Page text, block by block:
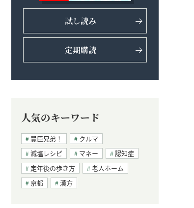
試し読み
定期購読
人気のキーワード
豊臣兄弟！
クルマ
減塩レシピ
マネー
認知症
定年後の歩き方
老人ホーム
京都
漢方